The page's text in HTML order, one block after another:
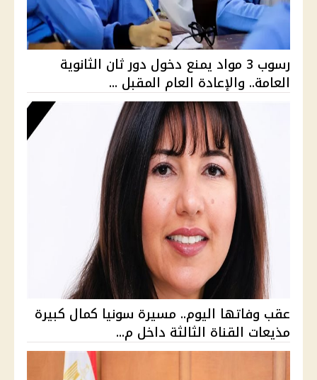
رسوب 3 مواد يمنع دخول دور ثان الثانوية
العامة.. والإعادة العام المقبل ...
عقب وفاتها اليوم.. مسيرة سونيا كمال كبيرة
مذيعات القناة الثالثة داخل م...